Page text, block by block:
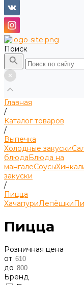
Поиск
Главная
/
Каталог товаров
/
Выпечка
Холодные закуски
блюдаБлюда на
мангалеСоусы
закуски
/
Пицца
ХачапуриЛепёшки
Пицца
Розничная цена
от
до
Бренд